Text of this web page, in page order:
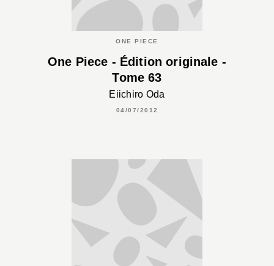
ONE PIECE
One Piece - Édition originale -
Tome 63
Eiichiro Oda
04/07/2012